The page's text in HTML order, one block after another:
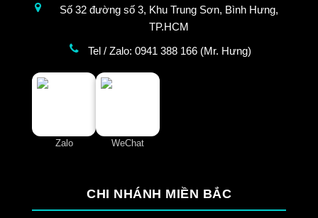
Số 32 đường số 3, Khu Trung Sơn, Bình Hưng,
TP.HCM
Tel / Zalo: 0941 388 166 (Mr. Hưng)
Zalo WeChat
CHI NHÁNH MIỀN BẮC